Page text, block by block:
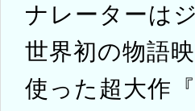
ナレーターは
世界初の物語
使った超大作